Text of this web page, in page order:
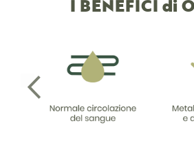
I BENEFICI di